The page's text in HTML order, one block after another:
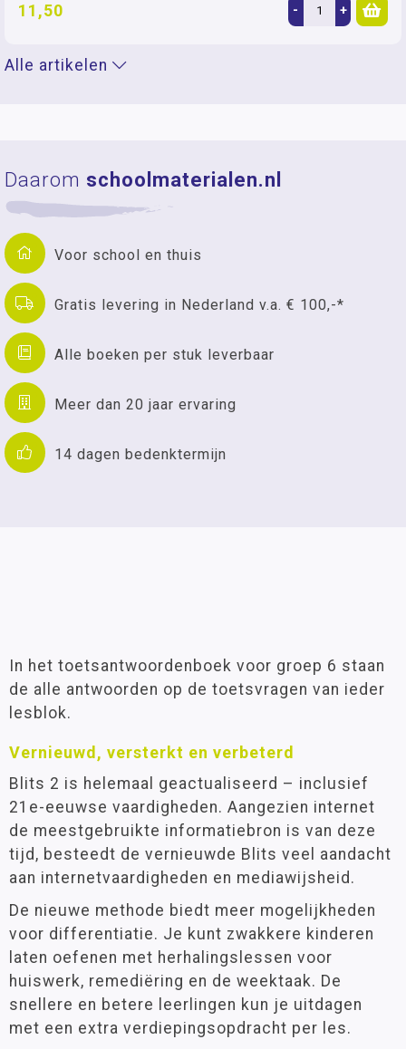
11,50 - +
Alle artikelen
Daarom schoolmaterialen.nl
Voor school en thuis
Gratis levering in Nederland v.a. € 100,-*
Alle boeken per stuk leverbaar
Meer dan 20 jaar ervaring
14 dagen bedenktermijn
In het toetsantwoordenboek voor groep 6 staan
de alle antwoorden op de toetsvragen van ieder
lesblok.
Vernieuwd, versterkt en verbeterd
Blits 2 is helemaal geactualiseerd – inclusief
21e-eeuwse vaardigheden. Aangezien internet
de meestgebruikte informatiebron is van deze
tijd, besteedt de vernieuwde Blits veel aandacht
aan internetvaardigheden en mediawijsheid.
De nieuwe methode biedt meer mogelijkheden
voor differentiatie. Je kunt zwakkere kinderen
laten oefenen met herhalingslessen voor
huiswerk, remediëring en de weektaak. De
snellere en betere leerlingen kun je uitdagen
met een extra verdiepingsopdracht per les.